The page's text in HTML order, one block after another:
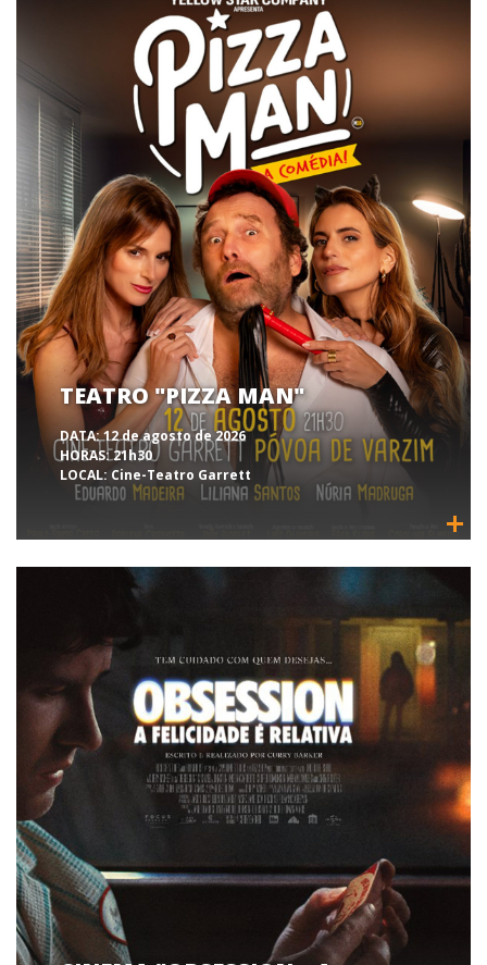
TEATRO "PIZZA MAN"
DATA:12 de agosto de 2026
HORAS:21h30
LOCAL: Cine-Teatro Garrett